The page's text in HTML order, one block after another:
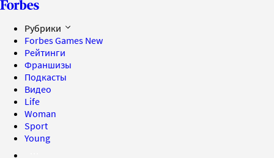
Рубрики
Forbes Games New
Рейтинги
Франшизы
Подкасты
Видео
Life
Woman
Sport
Young